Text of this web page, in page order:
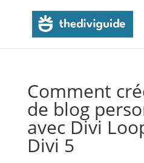
Comment
de blog
avec Divi
Divi 5